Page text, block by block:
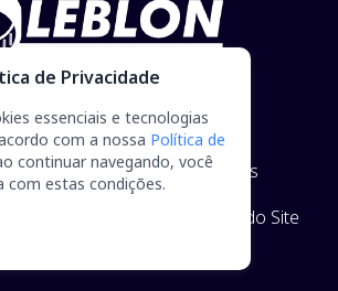
Produtos
Parceiros
Mapa do Site
de Privacidade
essenciais e tecnologias
com a nossa Política de
continuar navegando, você
com estas condições.